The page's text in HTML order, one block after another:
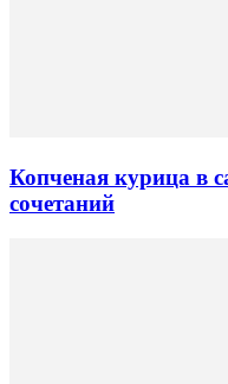
Копченая курица в
сочетаний